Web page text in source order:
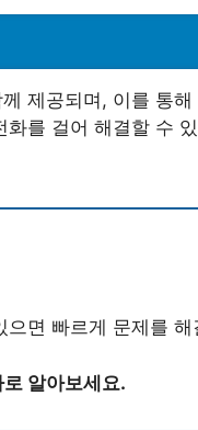
제공되며, 이를 통
를 걸어 해결할 수
면 빠르게 문제를
알아보세요.